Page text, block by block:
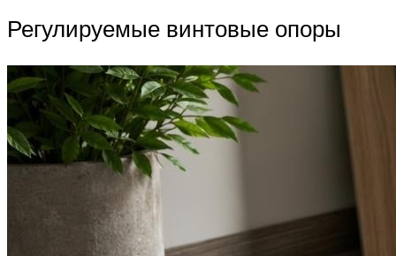
Регулируемые винтовые опоры